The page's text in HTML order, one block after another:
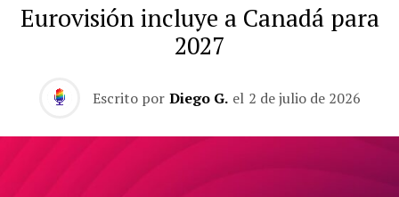
Eurovisión incluye a Canadá para
2027
Escrito por Diego G. el 2 de julio de 2026